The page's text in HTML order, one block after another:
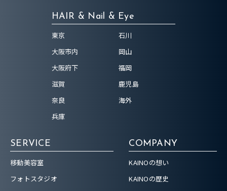
HAIR & Nail & Eye
東京
大阪市内
大阪府下
滋賀
奈良
兵庫
石川
岡山
福岡
鹿児島
海外
SERVICE
移動美容室
フォトスタジオ
COMPANY
KAINOの想い
KAINOの歴史